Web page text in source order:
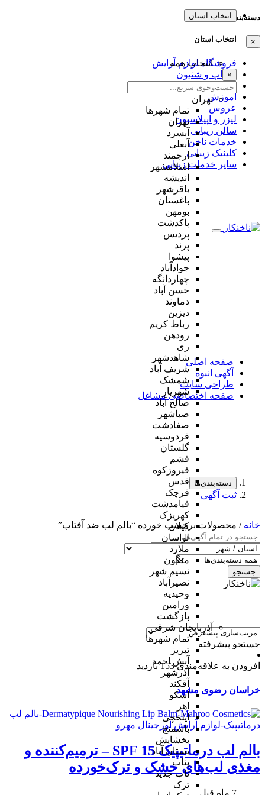
دسته‌بندی‌ها
×
فروشگاه لوازم آرایش
میکاپ و شنیون
مژه و ابرو
آموزش
عروس
لیزر و اپیلاسیون
سالن زیبایی
خدمات ناخن
کلینیک زیبایی
سایر خدمات زیبایی
انتخاب استان
انتخاب استان
انتخاب همه
×
تهران
تمام شهر‌ها
تهران
آبسرد
آبعلی
ارجمند
اسلامشهر
اندیشه
باقرشهر
باغستان
بومهن
پاکدشت
پردیس
پرند
پیشوا
جوادآباد
چهاردانگه
حسن آباد
دماوند
دیزین
رباط کریم
رودهن
ری
شاهدشهر
شریف آباد
شمشک
شهریار
صالح آباد
صباشهر
صفادشت
فردوسیه
گلستان
فشم
فیروزکوه
قدس
قرچک
قیامدشت
کهریزک
کیلان
لواسان
ملارد
میگون
نسیم شهر
نصیرآباد
وحیدیه
ورامین
بازگشت
آذربایجان شرقی
تمام شهر‌ها
تبریز
آبش احمد
آذرشهر
آقکند
اسکو
اهر
ایلخچی
باسمنج
بخشایش
بستان آباد
بناب
ناب جدید
ترک
صفحه اصلی
آگهی انبوه
طراحی سایت
صفحه اختصاصی مشاغل
دسته‌بندی‌ها
ثبت آگهی
خانه / محصولات برچسب خورده “بالم لب ضد آفتاب”
جستجو
جستجو پیشرفته
افزودن به علاقه‌مندی 153 بازدید
خراسان رضوی مشهد
بالم لب درماتیپیک SPF 15 – ترمیم‌کننده و
مغذی لب‌های خشک و ترک‌خورده
7 ماه قبل